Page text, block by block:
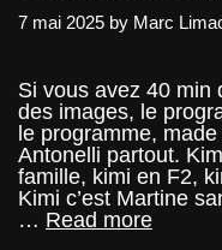
7 mai 2025 by Marc
Si vous avez 40 min
des images, le
le programme,
Antonelli partout.
famille, kimi en F2,
Kimi c’est Martine
… Read moreCritique